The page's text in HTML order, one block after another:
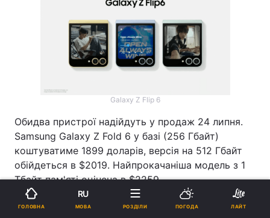
Galaxy Z Flip 6
Обидва пристрої надійдуть у продаж 24 липня.
Samsung Galaxy Z Fold 6 у базі (256 Гбайт)
коштуватиме 1899 доларів, версія на 512 Гбайт
обійдеться в $2019. Найпрокачаніша модель з 1
Тбайт пам'яті оцінена в $2259.
Реклама
ГОЛОВНА
RU
МОВА РОЗДІЛИ ПОГОДА ЛАЙТ